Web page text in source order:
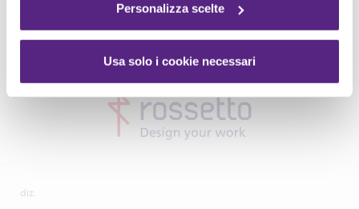
Personalizza scelte
Usa solo i cookie necessari
diz.